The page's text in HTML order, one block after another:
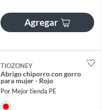
Agregar
TIOZONEY
Abrigo chiporro con gorro
para mujer - Rojo
Por Mejor tienda PE